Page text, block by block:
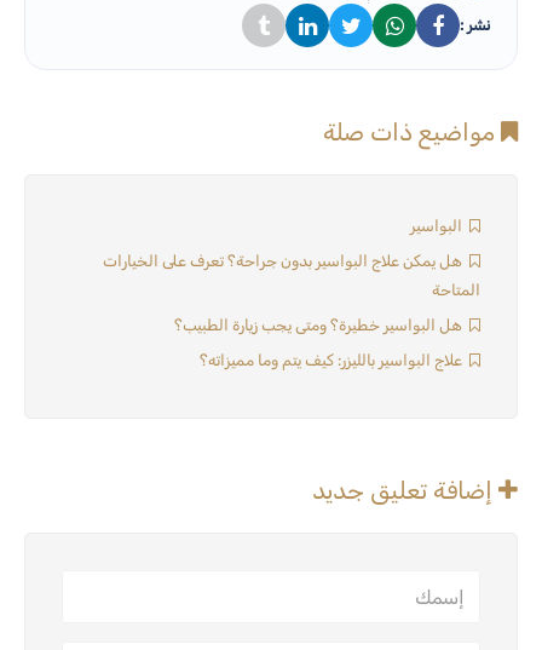
نشر :
مواضيع ذات صلة
البواسير
هل يمكن علاج البواسير بدون جراحة؟ تعرف على الخيارات
المتاحة
هل البواسير خطيرة؟ ومتى يجب زيارة الطبيب؟
علاج البواسير بالليزر: كيف يتم وما مميزاته؟
إضافة تعليق جديد